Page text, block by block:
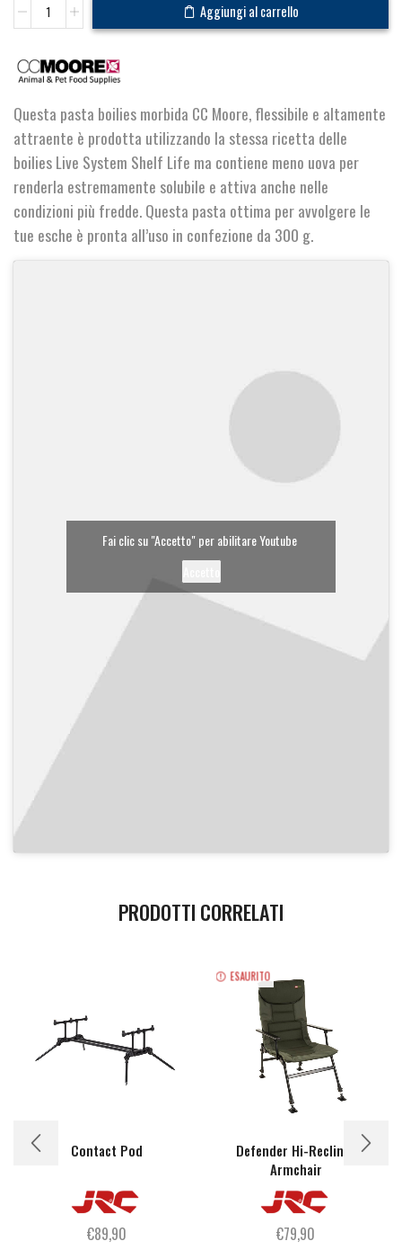
System
Life
Paste
quantità
Aggiungi al carrello
Questa pasta boilies morbida CC Moore, flessibile e altamente
attraente è prodotta utilizzando la stessa ricetta delle
boilies Live System Shelf Life ma contiene meno uova per
renderla estremamente solubile e attiva anche nelle
condizioni più fredde. Questa pasta ottima per avvolgere le
tue esche è pronta all’uso in confezione da 300 g.
Fai clic su "Accetto" per abilitare Youtube
PRODOTTI CORRELATI
Contact Pod
€89,90
ESAURITO
Defender Hi-Recliner
Armchair
€79,90